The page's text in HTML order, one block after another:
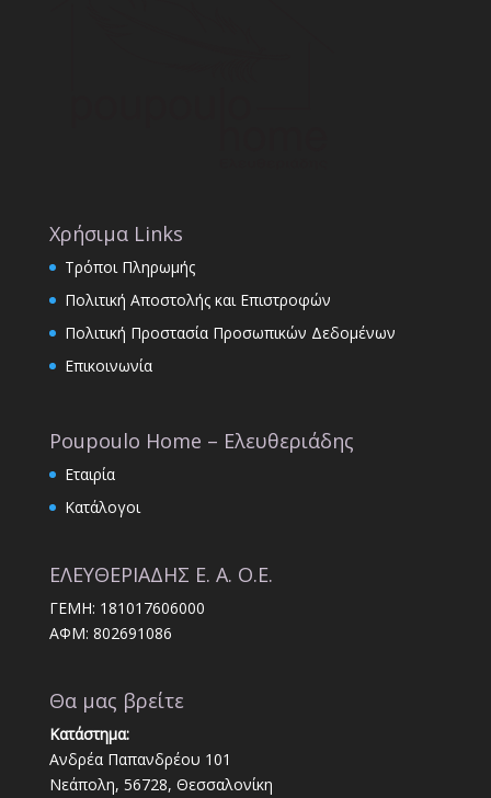
Χρήσιμα Links
Τρόποι Πληρωμής
Πολιτική Αποστολής και Επιστροφών
Πολιτική Προστασία Προσωπικών Δεδομένων
Επικοινωνία
Poupoulo Home – Ελευθεριάδης
Εταιρία
Κατάλογοι
ΕΛΕΥΘΕΡΙΑΔΗΣ Ε. Α. Ο.Ε.
ΓΕΜΗ: 181017606000
ΑΦΜ: 802691086
Θα μας βρείτε
Κατάστημα:
Ανδρέα Παπανδρέου 101
Νεάπολη, 56728, Θεσσαλονίκη